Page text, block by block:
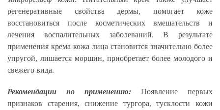
регенеративные свойства дермы, помогает коже
восстановиться после косметических вмешательств и
лечения воспалительных заболеваний. В результате
применения крема кожа лица становится значительно более
упругой, лишается морщин, приобретает более молодого и
свежего вида.
Рекомендации по применению:
Появление первых
признаков старения, снижение тургора, тусклости кожи